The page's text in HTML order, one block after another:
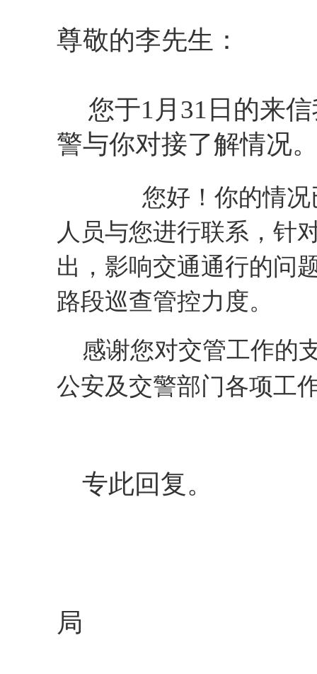
尊敬的李先生：
您于1月31日的来信
警与你对接了解情况
您好！你的情
人员与您进行联系，针
出，影响交通通行的问
路段巡查管控力度。
感谢您对交管工作的
公安及交警部门各项工
专此回复。
局